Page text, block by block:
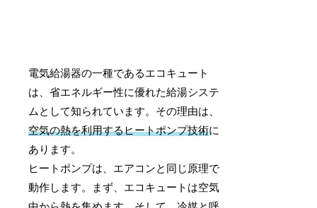
電気給湯器の一種であるエコキュート
は、省エネルギー性に優れた給湯システ
ムとして知られています。その理由は、
空気の熱を利用するヒートポンプ技術に
あります。
ヒートポンプは、エアコンと同じ原理で
動作します。まず、エコキュートは空気